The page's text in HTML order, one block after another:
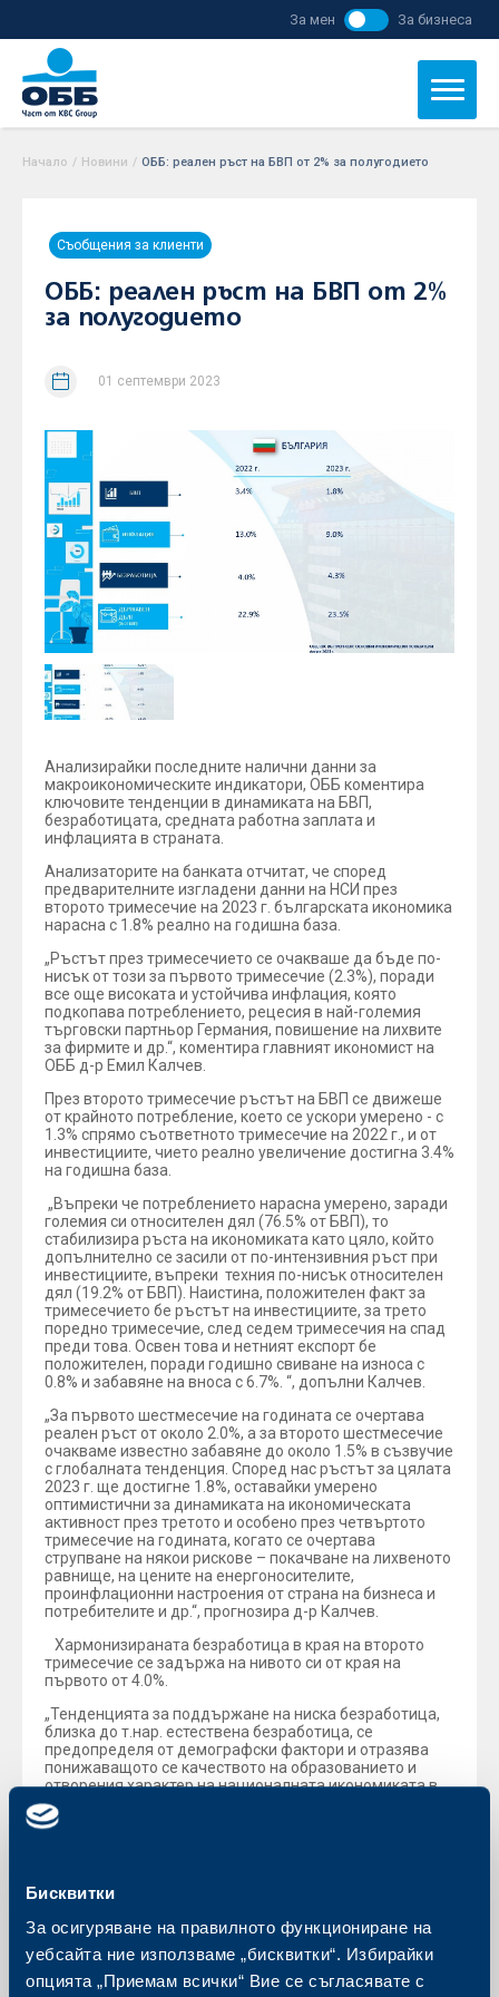
Бисквитки
За осигуряване на правилното функциониране на
уебсайта ние използваме „бисквитки“. Избирайки
опцията „Приемам всички“ Вие се съгласявате с
За мен За бизнеса
Начало / Новини / ОББ: реален ръст на БВП от 2% за полугодието
Съобщения за клиенти
ОББ: реален ръст на БВП от 2%
за полугодието
01 септември 2023
Анализирайки последните налични данни за
макроикономическите индикатори, ОББ коментира
ключовите тенденции в динамиката на БВП,
безработицата, средната работна заплата и
инфлацията в страната.
Анализаторите на банката отчитат, че според
предварителните изгладени данни на НСИ през
второто тримесечие на 2023 г. българската икономика
нарасна с 1.8% реално на годишна база.
„Ръстът през тримесечието се очакваше да бъде по-
нисък от този за първото тримесечие (2.3%), поради
все още високата и устойчива инфлация, която
подкопава потреблението, рецесия в най-големия
търговски партньор Германия, повишение на лихвите
за фирмите и др.“, коментира главният икономист на
ОББ д-р Емил Калчев.
През второто тримесечие ръстът на БВП се движеше
от крайното потребление, което се ускори умерено - с
1.3% спрямо съответното тримесечие на 2022 г., и от
инвестициите, чието реално увеличение достигна 3.4%
на годишна база.
„Въпреки че потреблението нарасна умерено, заради
големия си относителен дял (76.5% от БВП), то
стабилизира ръста на икономиката като цяло, който
допълнително се засили от по-интензивния ръст при
инвестициите, въпреки техния по-нисък относителен
дял (19.2% от БВП). Наистина, положителен факт за
тримесечието бе ръстът на инвестициите, за трето
поредно тримесечие, след седем тримесечия на спад
преди това. Освен това и нетният експорт бе
положителен, поради годишно свиване на износа с
0.8% и забавяне на вноса с 6.7%. “, допълни Калчев.
„За първото шестмесечие на годината се очертава
реален ръст от около 2.0%, а за второто шестмесечие
очакваме известно забавяне до около 1.5% в съзвучие
с глобалната тенденция. Според нас ръстът за цялата
2023 г. ще достигне 1.8%, оставайки умерено
оптимистични за динамиката на икономическата
активност през третото и особено през четвъртото
тримесечие на годината, когато се очертава
струпване на някои рискове – покачване на лихвеното
равнище, на цените на енергоносителите,
проинфлационни настроения от страна на бизнеса и
потребителите и др.“, прогнозира д-р Калчев.
Хармонизираната безработица в края на второто
тримесечие се задържа на нивото си от края на
първото от 4.0%.
„Тенденцията за поддържане на ниска безработица,
близка до т.нар. естествена безработица, се
предопределя от демографски фактори и отразява
понижаващото се качеството на образованието и
отворения характер на националната икономиката в
ЕС. На този фон, средната работна заплата логично
отново се повиши (спрямо края на второто
икономиката.“, разясни Емил Калчев
Инфлацията през юли нарасна – от 7.5% към юни
прекъсвайки тренда си на спад от края на 2022 г.
Базисната инфлация (без храни и горива) съответно